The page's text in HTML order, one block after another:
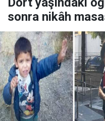
sonra nikâh